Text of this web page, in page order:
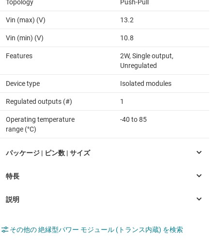
Topology Push-Pull
Vin (max) (V) 13.2
Vin (min) (V) 10.8
Features
2W, Single output,
Unregulated
Device type Isolated modules
Regulated outputs (#) 1
Operating temperature
range (°C)
-40 to 85
その他の 絶縁型パワー モジュール (トランス内蔵) を検索